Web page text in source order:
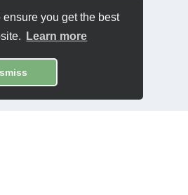
you get the best
Learn more